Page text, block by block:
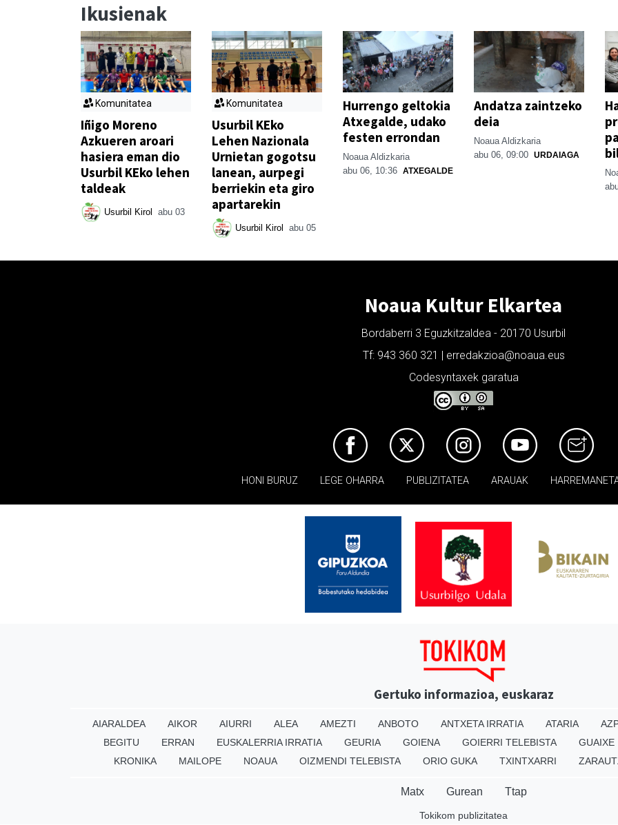
Ikusienak
Komunitatea
Iñigo Moreno
Azkueren aroari
hasiera eman dio
Usurbil KEko lehen
taldeak
Usurbil Kirol abu 03
Komunitatea
Usurbil KEko
Lehen Nazionala
Urnietan gogotsu
lanean, aurpegi
berriekin eta giro
apartarekin
Usurbil Kirol abu 05
Hurrengo geltokia
Atxegalde, udako
festen errondan
Noaua Aldizkaria
abu 06, 10:36 ATXEGALDE
Andatza zaintzeko
deia
Noaua Aldizkaria
abu 06, 09:00 URDAIAGA
Noaua Kultur Elkartea
Bordaberri 3 Eguzkitzaldea - 20170 Usurbil
Tf: 943 360 321 | erredakzioa@noaua.eus
Codesyntaxek garatua
HONI BURUZ LEGE OHARRA PUBLIZITATEA ARAUAK
Gertuko informazioa, euskaraz
AIARALDEA AIKOR AIURRI ALEA AMEZTI ANBOTO ANTXETA IRRATIA ATARIA
BEGITU
ERRAN EUSKALERRIA IRRATIA GEURIA GOIENA GOIERRI TELEBISTA GUAIXE
KRONIKA
MAILOPE NOAUA OIZMENDI TELEBISTA ORIO GUKA TXINTXARRI
Matx Gurean Ttap
Tokikom publizitatea